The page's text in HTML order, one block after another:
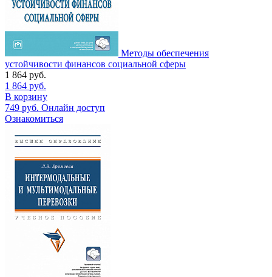
Методы обеспечения
устойчивости финансов социальной сферы
1 864 руб.
1 864 руб.
В корзину
749 руб. Онлайн доступ
Ознакомиться